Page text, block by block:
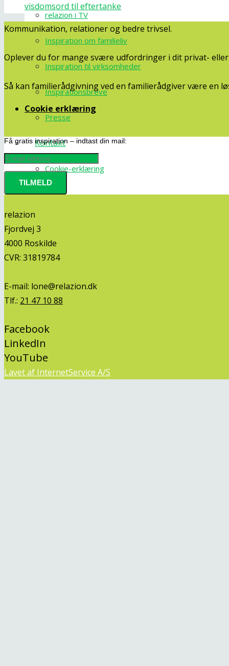
relazion i TV
Inspiration om familieliv
Inspiration til virksomheder
Inspirationsbreve
Presse
Kontakt
Cookie-erklæring
visdomsord til eftertanke
Kommunikation, relationer og bedre trivsel.
Oplever du for mange svære udfordringer i dit privat-
Så kan familierådgivning ved en familierådgiver være en
Cookie erklæring
Få gratis inspiration – indtast din mail:
relazion
Fjordvej 3
4000 Roskilde
CVR: 31819784
E-mail: lone@relazion.dk
Tlf.: 21 47 10 88
Facebook
LinkedIn
YouTube
Lavet af InternetService A/S